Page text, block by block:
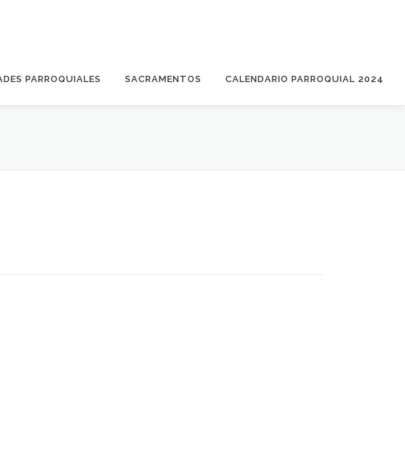
PARROQUIALES SACRAMENTOS CALENDARIO PARROQUIAL 2024